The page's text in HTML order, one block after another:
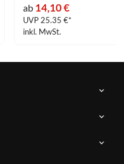
ab 14,10 €
UVP 25.35 €*
inkl. MwSt.